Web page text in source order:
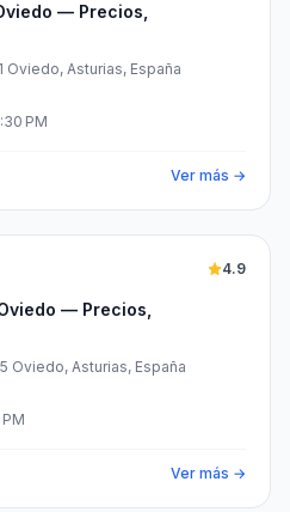
— Precios,
Oviedo, Asturias, España
PM
Ver más →
— Precios,
4.9
Oviedo, Asturias, España
Ver más →